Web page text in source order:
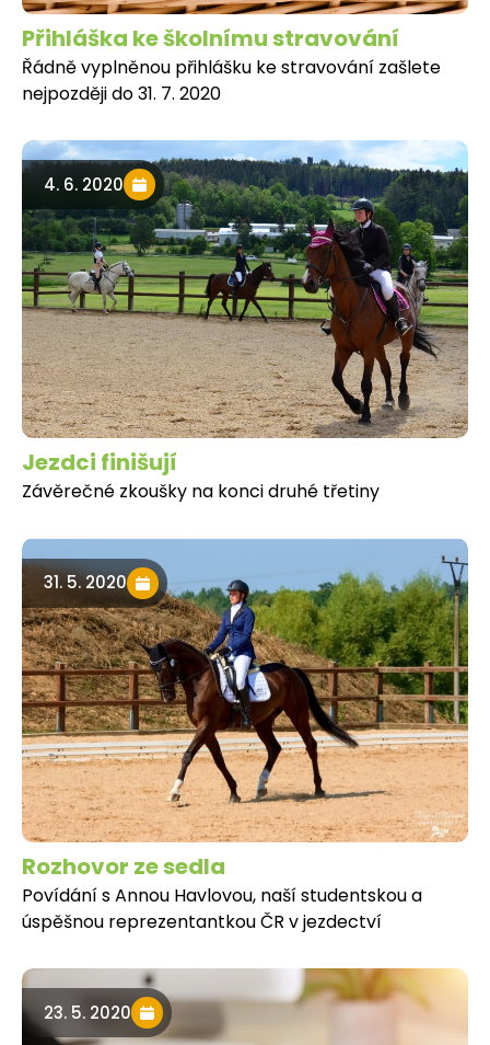
Přihláška ke školnímu stravování
Řádně vyplněnou přihlášku ke stravování zašlete
nejpozději do 31. 7. 2020
4. 6. 2020
Jezdci finišují
Závěrečné zkoušky na konci druhé třetiny
31. 5. 2020
Rozhovor ze sedla
Povídání s Annou Havlovou, naší studentskou a
úspěšnou reprezentantkou ČR v jezdectví
23. 5. 2020